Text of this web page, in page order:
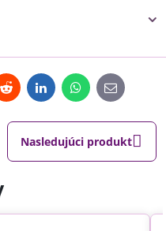
RedditLinkedInWhatsApp
E-
mail
Nasledujúci produkt